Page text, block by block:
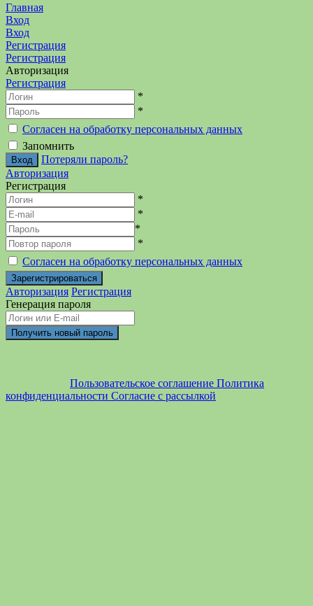
Главная
Вход
Вход
Регистрация
Регистрация
Авторизация
Регистрация
*
*
Согласен на обработку персональных данных
Запомнить
Потеряли пароль?
Авторизация
Регистрация
*
*
*
*
Согласен на обработку персональных данных
Авторизация Регистрация
Генерация пароля
Пользовательское соглашение Политика
конфиденциальности Согласие с рассылкой